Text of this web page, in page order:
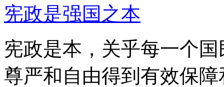
宪政是强国之本
宪政是本，关乎每一个
尊严和自由得到有效保